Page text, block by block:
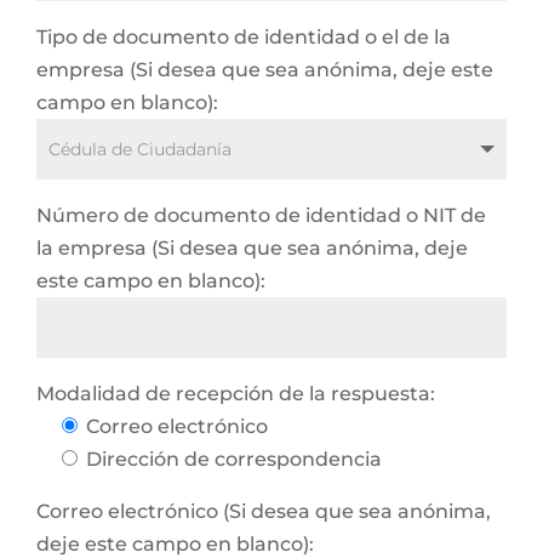
Tipo de documento de identidad o el de la
empresa (Si desea que sea anónima, deje este
campo en blanco):
Número de documento de identidad o NIT de
la empresa (Si desea que sea anónima, deje
este campo en blanco):
Modalidad de recepción de la respuesta:
Correo electrónico
Dirección de correspondencia
Correo electrónico (Si desea que sea anónima,
deje este campo en blanco):